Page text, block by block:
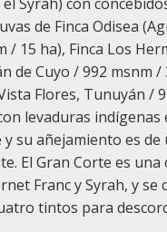
de Finca Odisea
/ 15 ha), Finca Los
de Cuyo / 992 msnm /
Flores, Tunuyán /
levaduras indígenas
su añejamiento es de
El Gran Corte es una
Franc y Syrah, y se
tintos para